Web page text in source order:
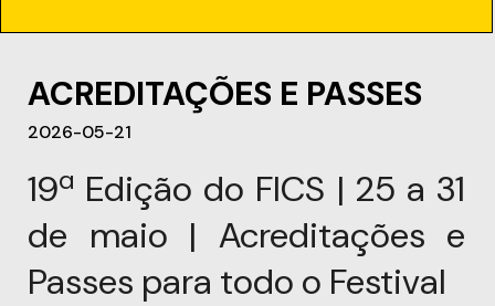
ACREDITAÇÕES E PASSES
2026-05-21
19ª Edição do FICS | 25 a 31
de maio | Acreditações e
Passes para todo o Festival